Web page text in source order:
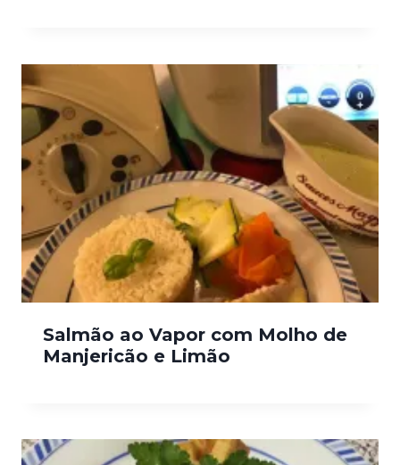
Salmão ao Vapor com Molho de
Manjericão e Limão